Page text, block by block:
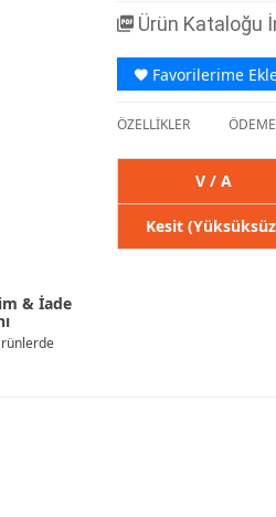
& İade
Ürün Kataloğu
Favorilerime
ÖZELLİKLER
V / A
Kesit